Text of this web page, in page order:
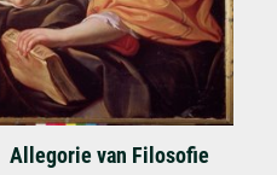
Allegorie van Filosofie